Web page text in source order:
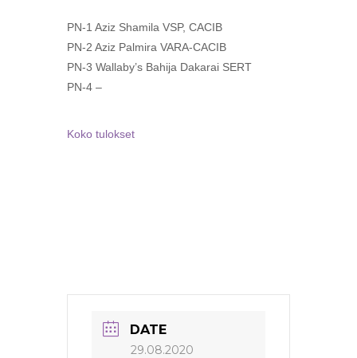
PN-1 Aziz Shamila VSP, CACIB
PN-2 Aziz Palmira VARA-CACIB
PN-3 Wallaby’s Bahija Dakarai SERT
PN-4 –
Koko tulokset
DATE
29.08.2020